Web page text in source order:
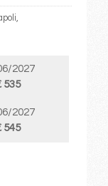
2027
535
2027
545